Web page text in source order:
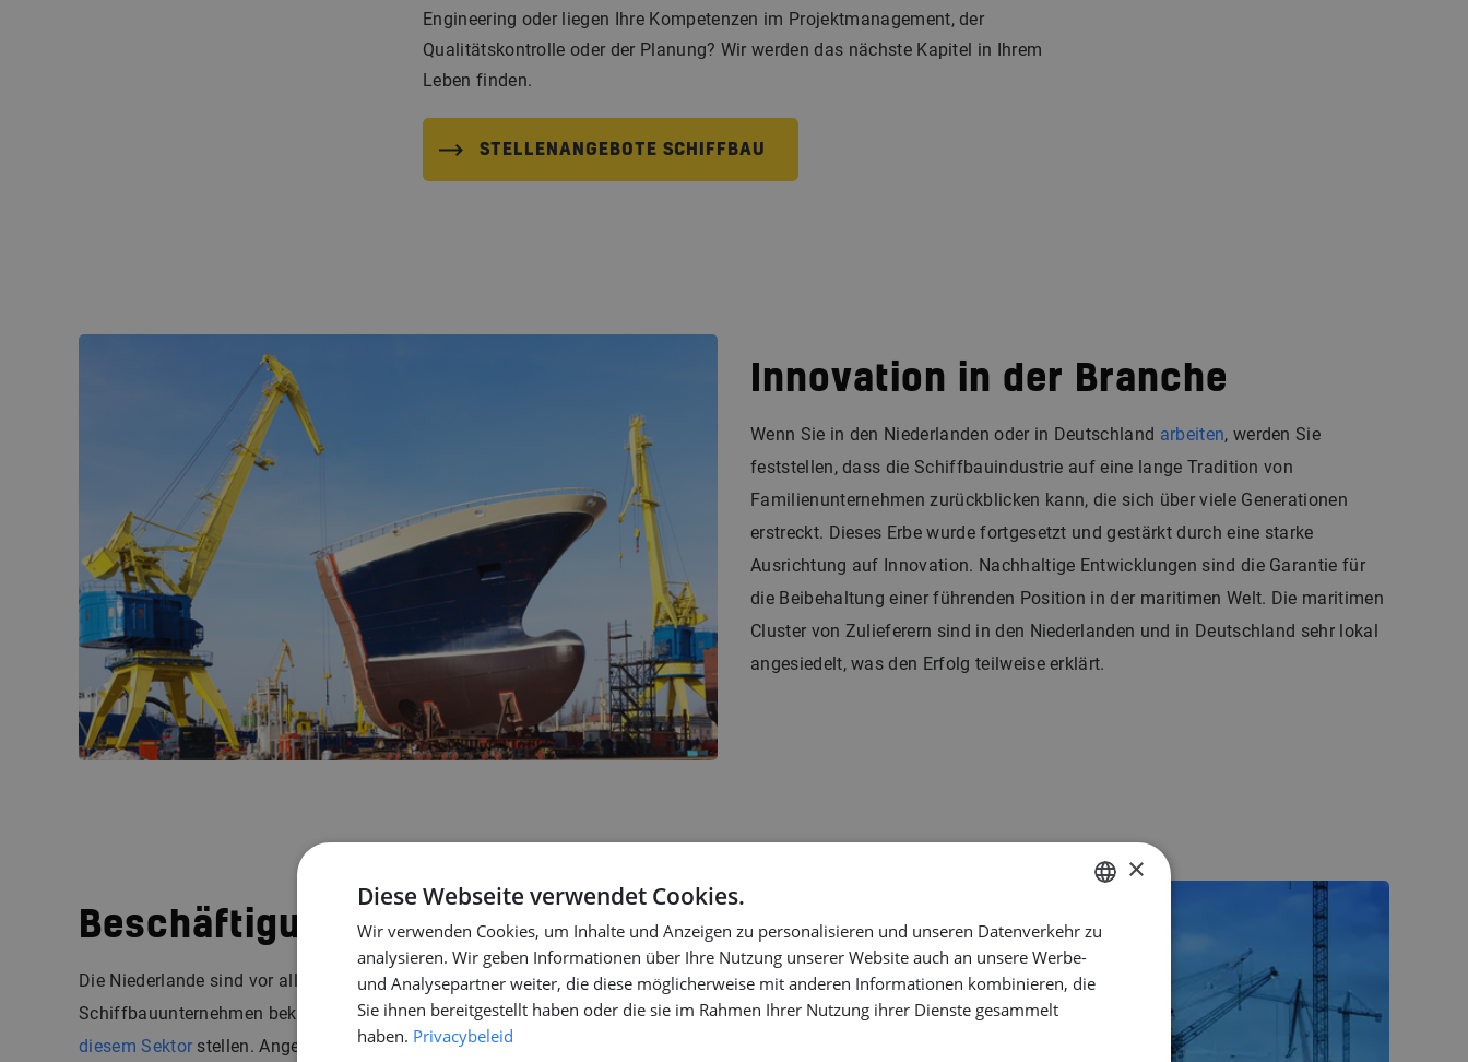
Engineering oder liegen Ihre Kompetenzen im Projektmanagement, der
Qualitätskontrolle oder der Planung? Wir werden das nächste Kapitel in Ihrem
Leben finden.
STELLENANGEBOTE SCHIFFBAU
Innovation in der Branche
Wenn Sie in den Niederlanden oder in Deutschland arbeiten, werden Sie
feststellen, dass die Schiffbauindustrie auf eine lange Tradition von
Familienunternehmen zurückblicken kann, die sich über viele Generationen
erstreckt. Dieses Erbe wurde fortgesetzt und gestärkt durch eine starke
Ausrichtung auf Innovation. Nachhaltige Entwicklungen sind die Garantie für
die Beibehaltung einer führenden Position in der maritimen Welt. Die maritimen
Cluster von Zulieferern sind in den Niederlanden und in Deutschland sehr lokal
angesiedelt, was den Erfolg teilweise erklärt.
Beschäftigung im Schiffbau
Die Niederlande sind vor allem für ihre großen und renommierten
Schiffbauunternehmen bekannt, die einen großen Teil derArbeitsplätze in
diesem Sektor stellen. Angesichts der gut gefüllten Auftragsbücher steigt die
DUTCH
ENGLISH
×
Diese Webseite verwendet Cookies.
Wir verwenden Cookies, um Inhalte und Anzeigen zu personalisieren und unseren Datenverkehr zu
analysieren. Wir geben Informationen über Ihre Nutzung unserer Website auch an unsere Werbe-
und Analysepartner weiter, die diese möglicherweise mit anderen Informationen kombinieren, die
Sie ihnen bereitgestellt haben oder die sie im Rahmen Ihrer Nutzung ihrer Dienste gesammelt
haben. Privacybeleid